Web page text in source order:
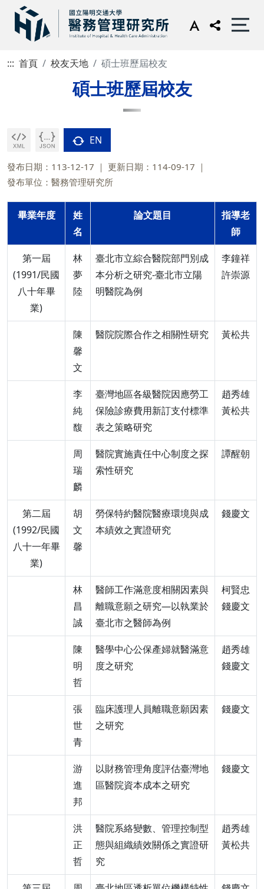
::: 首頁 校友天地 碩士班歷屆校友
碩士班歷屆校友
EN
發布日期：113-12-17
更新日期：114-09-17
發布單位：醫務管理研究所
畢業年度
姓
名
論文題目
指導老
師
第一屆
(1991/民國
八十年畢
業)
林
夢
陸
臺北市立綜合醫院部門別成
本分析之研究-臺北市立陽
明醫院為例
李鐘祥
許崇源
陳
馨
文
醫院院際合作之相關性研究 黃松共
李
純
馥
臺灣地區各級醫院因應勞工
保險診療費用新訂支付標準
表之策略研究
趙秀雄
黃松共
周
瑞
麟
醫院實施責任中心制度之探
索性研究
譚醒朝
第二屆
(1992/民國
八十一年畢
業)
胡
文
馨
勞保特約醫院醫療環境與成
本績效之實證研究
錢慶文
林
昌
誠
醫師工作滿意度相關因素與
離職意願之研究—以執業於
臺北市之醫師為例
柯賢忠
錢慶文
陳
明
哲
醫學中心公保產婦就醫滿意
度之研究
趙秀雄
錢慶文
張
世
青
臨床護理人員離職意願因素
之研究
錢慶文
游
進
邦
以財務管理角度評估臺灣地
區醫院資本成本之研究
錢慶文
洪
正
哲
醫院系絡變數、管理控制型
態與組織績效關係之實證研
究
趙秀雄
黃松共